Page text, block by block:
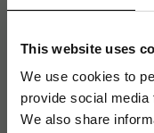
This website uses
We use cookies to
provide social
We also share
CE-märkt